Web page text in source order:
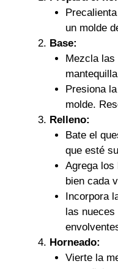
un molde
Base:
Mezcla
Presiona
molde.
Relleno:
Bate el
que esté
Agrega los
bien cada
Incorpora
las
Horneado:
Vierte la